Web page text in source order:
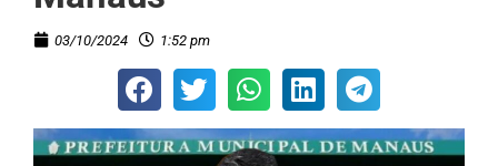
03/10/2024 1:52 pm